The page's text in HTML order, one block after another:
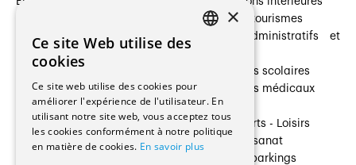
Architectes paysagistes
Architectes d'intérieur
Entreprises générales
Ingénieurs et mandataires
Fabricants / Fournisseurs
Hôtelleries et tourismes
Bâtiments administratifs et
Établissements scolaires
Établissements médicaux
Villas
Cultures - Sports - Loisirs
Industrie - Artisanat
Transports et parkings
×
Ce site Web utilise des
cookies
Ce site web utilise des cookies pour
améliorer l'expérience de l'utilisateur. En
utilisant notre site web, vous acceptez tous
les cookies conformément à notre politique
en matière de cookies. En savoir plus